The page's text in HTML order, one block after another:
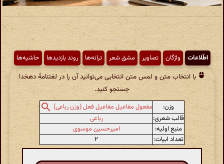
اطّلاعات واژگان تصاویر مشق شعر ترانه‌ها روند بازدیدها حاشیه‌ها
با انتخاب متن و لمس متن انتخابی می‌توانید آن را در لغتنامهٔ دهخدا
جستجو کنید.
وزن:
مفعول مفاعیل مفاعیل فعل (وزن رباعی)
قالب شعری:
رباعی
منبع اولیه:
امیرحسین موسوی
تعداد ابیات:
۲